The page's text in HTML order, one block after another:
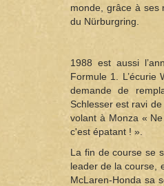
monde, grâce à ses
du Nürburgring.
1988 est aussi
Formule 1. L’écurie
demande de
Schlesser est ravi
volant à Monza «
c'est épatant ! ».
La fin de course se
leader de la course,
McLaren-Honda sa